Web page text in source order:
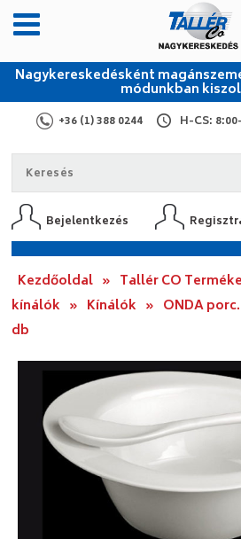
Nagykereskedésként
módunkban
+36 (1) 388 0244 H-CS:
Bejelentkezés
Kezdőoldal » Tallér CO
kínálók » Kínálók » ONDA
db